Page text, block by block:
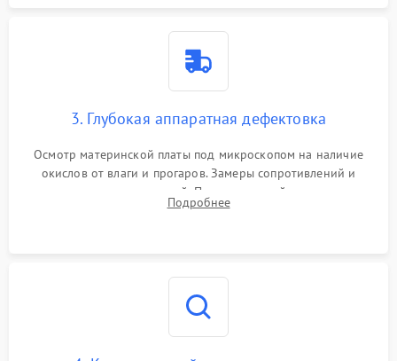
3. Глубокая аппаратная дефектовка
Осмотр материнской платы под микроскопом на наличие
окислов от влаги и прогаров. Замеры сопротивлений и
дежурных напряжений. Проверка цепей питания,
мультиконтроллера, процессора и видеочипа.
Подробнее